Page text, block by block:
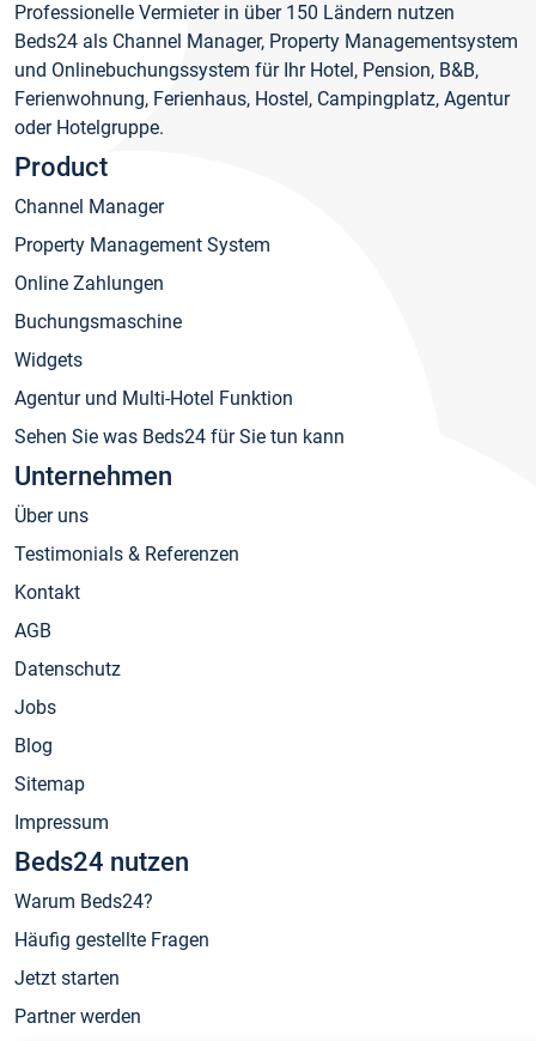
Professionelle Vermieter in über 150 Ländern nutzen
Beds24 als Channel Manager, Property Managementsystem
und Onlinebuchungssystem für Ihr Hotel, Pension, B&B,
Ferienwohnung, Ferienhaus, Hostel, Campingplatz, Agentur
oder Hotelgruppe.
Product
Channel Manager
Property Management System
Online Zahlungen
Buchungsmaschine
Widgets
Agentur und Multi-Hotel Funktion
Sehen Sie was Beds24 für Sie tun kann
Unternehmen
Über uns
Testimonials & Referenzen
Kontakt
AGB
Datenschutz
Jobs
Blog
Sitemap
Impressum
Beds24 nutzen
Warum Beds24?
Häufig gestellte Fragen
Jetzt starten
Partner werden